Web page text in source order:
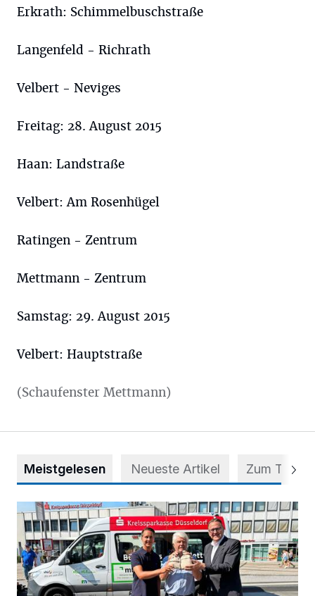
Erkrath: Schimmelbuschstraße
Langenfeld - Richrath
Velbert - Neviges
Freitag: 28. August 2015
Haan: Landstraße
Velbert: Am Rosenhügel
Ratingen - Zentrum
Mettmann - Zentrum
Samstag: 29. August 2015
Velbert: Hauptstraße
(Schaufenster Mettmann)
Meistgelesen Neueste Artikel Zum Thema
Starthilfe für den BürgerBus